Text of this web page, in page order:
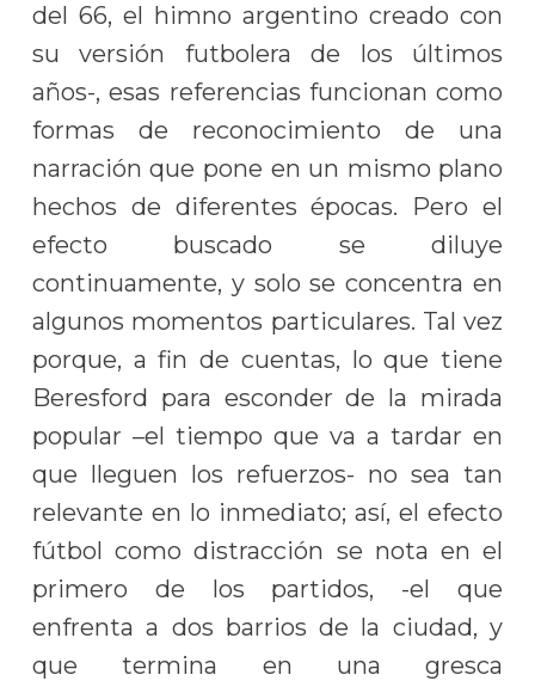
del 66, el himno argentino creado con
su versión futbolera de los últimos
años-, esas referencias funcionan como
formas de reconocimiento de una
narración que pone en un mismo plano
hechos de diferentes épocas. Pero el
efecto buscado se diluye
continuamente, y solo se concentra en
algunos momentos particulares. Tal vez
porque, a fin de cuentas, lo que tiene
Beresford para esconder de la mirada
popular –el tiempo que va a tardar en
que lleguen los refuerzos- no sea tan
relevante en lo inmediato; así, el efecto
fútbol como distracción se nota en el
primero de los partidos, -el que
enfrenta a dos barrios de la ciudad, y
que termina en una gresca